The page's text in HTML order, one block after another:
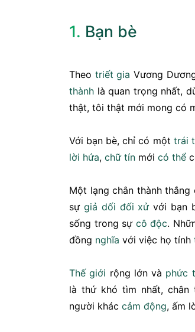
1. Bạn bè
Theo triết gia Vương
thành là quan trọng nhất,
thật, tôi thật mới mong có
Với bạn bè, chỉ có một trái
lời hứa, chữ tín mới có thể
Một lạng chân thành thắng
sự giả dối đối xửvới bạn
sống trong sự cô độc.
đồng nghĩa với việc họ tính
Thế giới rộng lớn và phức
là thứ khó tìm nhất, chân
người khác cảm động, ấm